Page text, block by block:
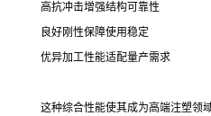
高抗冲击增强结构可靠性
良好刚性保障使用稳定
优异加工性能适配量产需求
这种综合性能使其成为高端注塑领